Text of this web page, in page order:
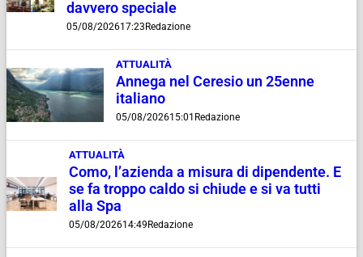
davvero speciale
05/08/202617:23 Redazione
ATTUALITÀ
Annega nel Ceresio un 25enne
italiano
05/08/202615:01 Redazione
ATTUALITÀ
Como, l’azienda a misura di dipendente. E
se fa troppo caldo si chiude e si va tutti
alla Spa
05/08/202614:49 Redazione